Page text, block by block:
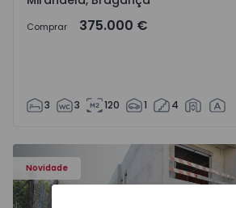
Comprar 375.000 €
3 3 120 1 4
Novidade
- 2
Moradia Geminada T3 Seixal, Pinhal